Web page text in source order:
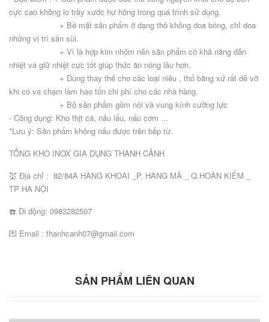
cực cao không lo trầy xước hư hỏng trong quá trình sử dụng.
+ Bề mặt sản phẩm ở dạng thô không doa bóng, chỉ doa
những vị trí sần sùi.
+ Vì là hợp kim nhôm nên sản phẩm có khả năng dẫn
nhiệt và giữ nhiệt cực tốt giúp thức ăn nóng lâu hơn.
+ Dùng thay thế cho các loại niêu , thố bằng xứ rất dễ vỡ
khi có va chạm làm hao tổn chi phí cho các nhà hàng.
+ Bộ sản phẩm gồm nồi và vung kính cường lực
- Công dụng: Kho thịt cá, nấu lẩu, nấu cơm ...
*Lưu ý: Sản phẩm không nấu được trên bếp từ.
TỔNG KHO INOX GIA DỤNG THÀNH CẢNH
💒 Địa chỉ : 82/84A HÀNG KHOAI _P. HÀNG MÃ _ Q.HOÀN KIẾM _
TP HÀ NỘI
☎️ Di động: 0983282507
💌 Email : thanhcanh07@gmail.com
SẢN PHẨM LIÊN QUAN